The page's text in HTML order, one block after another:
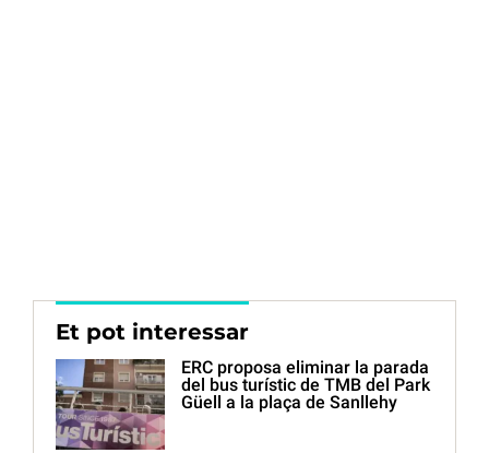
Et pot interessar
ERC proposa eliminar la parada
del bus turístic de TMB del Park
Güell a la plaça de Sanllehy